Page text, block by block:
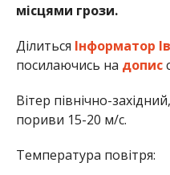
місцями грози.
Ділиться Інформатор
посилаючись на допис
Вітер північно-
пориви 15-20 м/с.
Температура повітря: